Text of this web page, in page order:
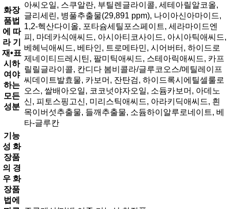
화장
품법
에 따
라 기
재•표
시하
여야
하는
모든
성분
아씨오일, 스쿠알란, 부틸렌글라이콜, 세테아릴알코올,
글리세린, 병풀추출물(29,891 ppm), 나이아신아마이드,
1,2-헥산다이올, 포타슘세틸포스페이트, 세라마이드엔
피, 마데카식애씨드, 아시아티코사이드, 아시아틱애씨드,
베헤닉애씨드, 베타인, 트로메타민, 시어버터, 하이드로
제네이티드레시틴, 팔미틱애씨드, 스테아릭애씨드, 카프
릴릴글라이콜, 칸디다 봄비콜라/글루코오스/메틸레이프
씨데이트발효물, 카보머, 잔탄검, 하이드록시에틸셀룰로
오스, 쌀배아오일, 코코넛야자오일, 소듐카보머, 아데노
신, 피토스핑고신, 미리스틱애씨드, 아라키딕애씨드, 흰
목이버섯추출물, 들깨추출물, 소듐하이알루로네이트, 베
타-글루칸
기능
성 화
장품
의 경
우 화
장품
법에